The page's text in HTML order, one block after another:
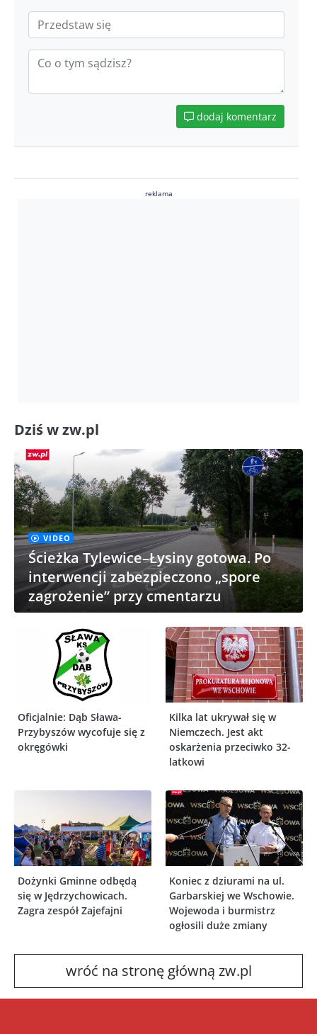
dodaj komentarz
reklama
Dziś w zw.pl
VIDEO
Ścieżka Tylewice–Łysiny gotowa. Po
interwencji zabezpieczono „spore
zagrożenie” przy cmentarzu
Oficjalnie: Dąb Sława-
Przybyszów wycofuje się z
okręgówki
Kilka lat ukrywał się w
Niemczech. Jest akt
oskarżenia przeciwko 32-
latkowi
Dożynki Gminne odbędą
się w Jędrzychowicach.
Zagra zespół Zajefajni
Koniec z dziurami na ul.
Garbarskiej we Wschowie.
Wojewoda i burmistrz
ogłosili duże zmiany
wróć na stronę główną zw.pl